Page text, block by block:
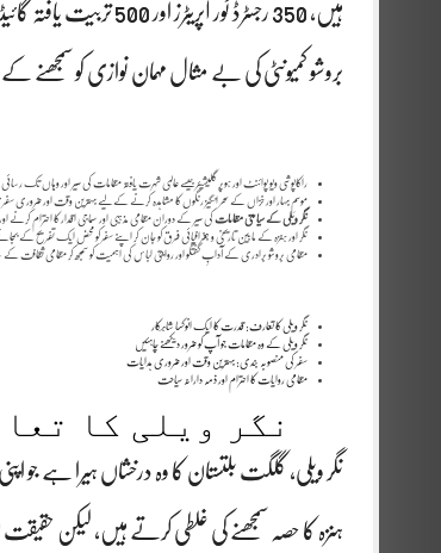
ہیں، 350 رجسٹرڈ ٹور
بروشو کمیونٹی کی بے مثال مہمان نوازی کو
راکاپوشی ویو پوائنٹ اور ہوپر گلیشیئر جیسے عالمی شہرت یافتہ مقامات کی سیر اور وہاں تک
موسمِ بہار اور خزاں کے سحر انگیز رنگوں کا مشاہدہ کرنے کے لیے بہترین وقت اور
نگر ویلی کے سیاحتی مقامات کی سیر کے دوران مقامی مذہبی اور سماجی اقدار کا احترام کرنے
نگر اور ہنزہ کے مابین تاریخی و جغرافیائی فرق کو جان کر اپنے سفر کو محض ایک تفریح کے
مقامی بروشو برادری کے آدابِ گفتگو اور روایتی لباس کی اہمیت کو سمجھ کر مقامی ثقافت کے
نگر ویلی کا تعارف: قدرت کا ایک انوکھا شاہکار
نگر ویلی کے وہ مقامات جو آپ کو ضرور دیکھنے چاہئیں
سفر کی منصوبہ بندی: بہترین وقت اور ضروری ہدایات
مقامی روایات کا احترام اور ذمہ دارانہ سیاحت
نگر ویلی کا
نگر ویلی، گلگت بلتستان کا وہ درخشاں ہیرا ہے جو
ہنزہ کا حصہ سمجھنے کی غلطی کرتے ہیں، لیکن